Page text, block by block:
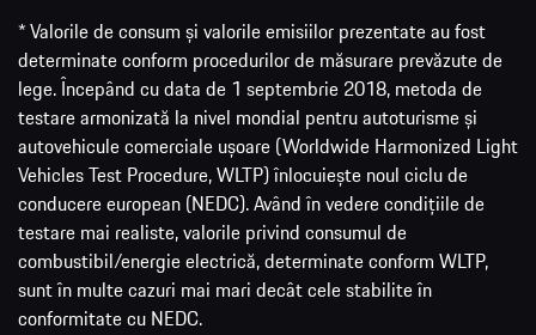
* Valorile de consum și valorile emisiilor prezentate au fost
determinate conform procedurilor de măsurare prevăzute de
lege. Începând cu data de 1 septembrie 2018, metoda de
testare armonizată la nivel mondial pentru autoturisme și
autovehicule comerciale ușoare (Worldwide Harmonized Light
Vehicles Test Procedure, WLTP) înlocuiește noul ciclu de
conducere european (NEDC). Având în vedere condițiile de
testare mai realiste, valorile privind consumul de
combustibil/energie electrică, determinate conform WLTP,
sunt în multe cazuri mai mari decât cele stabilite în
conformitate cu NEDC.